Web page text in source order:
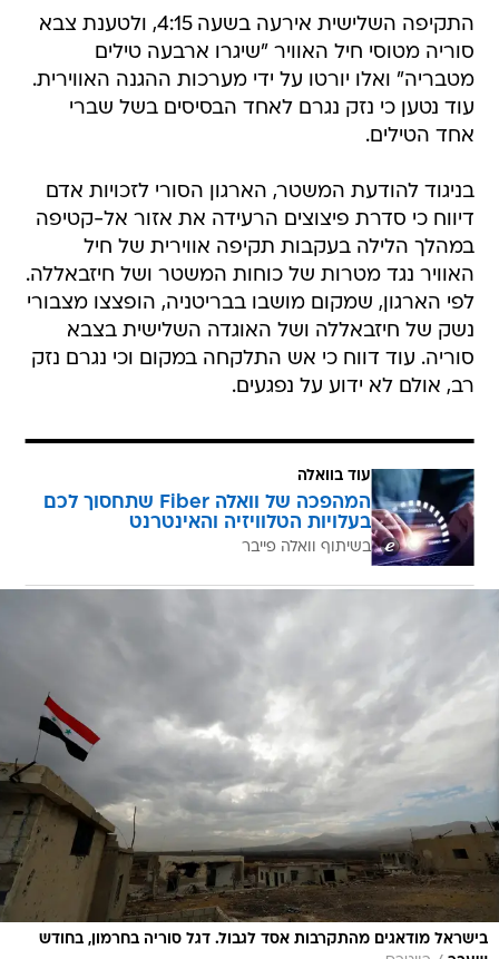
התקיפה השלישית אירעה בשעה 4:15, ולטענת צבא
סוריה מטוסי חיל האוויר "שיגרו ארבעה טילים
מטבריה" ואלו יורטו על ידי מערכות ההגנה האווירית.
עוד נטען כי נזק נגרם לאחד הבסיסים בשל שברי
אחד הטילים.
בניגוד להודעת המשטר, הארגון הסורי לזכויות אדם
דיווח כי סדרת פיצוצים הרעידה את אזור אל-קטיפה
במהלך הלילה בעקבות תקיפה אווירית של חיל
האוויר נגד מטרות של כוחות המשטר ושל חיזבאללה.
לפי הארגון, שמקום מושבו בבריטניה, הופצצו מצבורי
נשק של חיזבאללה ושל האוגדה השלישית בצבא
סוריה. עוד דווח כי אש התלקחה במקום וכי נגרם נזק
רב, אולם לא ידוע על נפגעים.
עוד בוואלה
המהפכה של וואלה Fiber שתחסוך לכם
בעלויות הטלוויזיה והאינטרנט
בשיתוף וואלה פייבר
בישראל מודאגים מהתקרבות אסד לגבול. דגל סוריה בחרמון, בחודש